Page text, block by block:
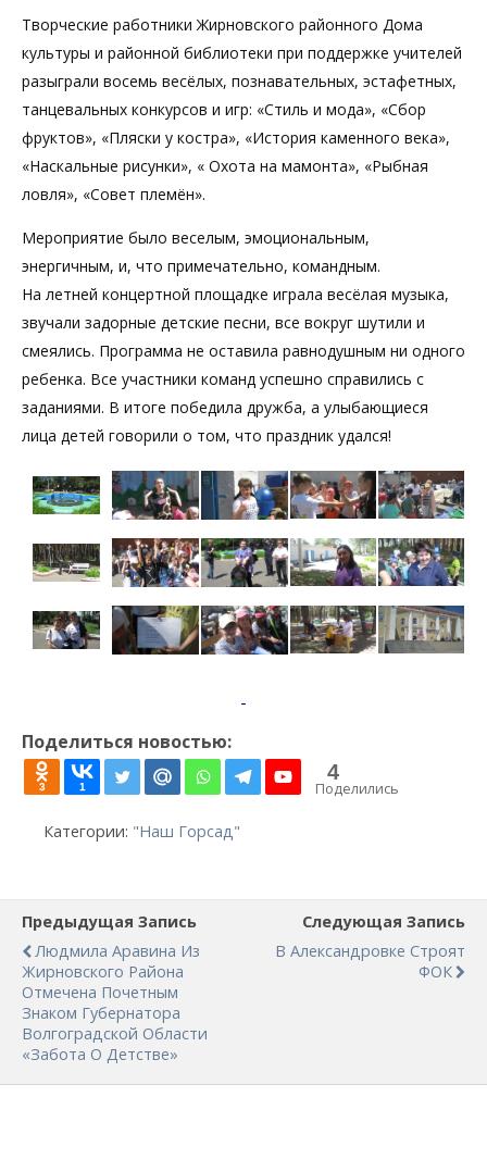
Творческие работники Жирновского районного Дома
культуры и районной библиотеки при поддержке учителей
разыграли восемь весёлых, познавательных, эстафетных,
танцевальных конкурсов и игр: «Стиль и мода», «Сбор
фруктов», «Пляски у костра», «История каменного века»,
«Наскальные рисунки», « Охота на мамонта», «Рыбная
ловля», «Совет племён».
Мероприятие было веселым, эмоциональным,
энергичным, и, что примечательно, командным.
На летней концертной площадке играла весёлая музыка,
звучали задорные детские песни, все вокруг шутили и
смеялись. Программа не оставила равнодушным ни одного
ребенка. Все участники команд успешно справились с
заданиями. В итоге победила дружба, а улыбающиеся
лица детей говорили о том, что праздник удался!
Поделиться новостью:
3 1
4
Поделились
Категории: "Наш Горсад"
Предыдущая Запись
Людмила Аравина Из
Жирновского Района
Отмечена Почетным
Знаком Губернатора
Волгоградской Области
«Забота О Детстве»
Следующая Запись
В Александровке Строят
ФОК